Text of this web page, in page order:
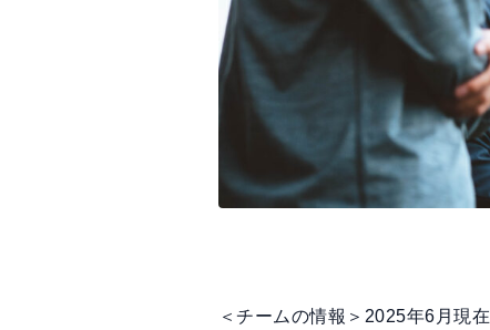
＜チームの情報＞2025年6月現在